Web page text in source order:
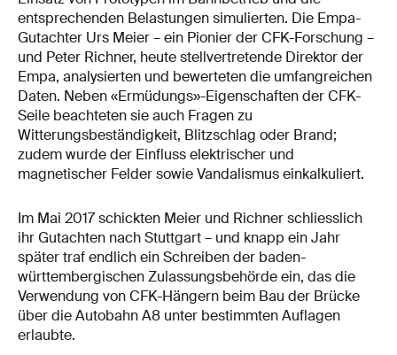
entsprechenden Belastungen simulierten. Die Empa-
Gutachter Urs Meier – ein Pionier der CFK-Forschung –
und Peter Richner, heute stellvertretende Direktor der
Empa, analysierten und bewerteten die umfangreichen
Daten. Neben «Ermüdungs»-Eigenschaften der CFK-
Seile beachteten sie auch Fragen zu
Witterungsbeständigkeit, Blitzschlag oder Brand;
zudem wurde der Einfluss elektrischer und
magnetischer Felder sowie Vandalismus einkalkuliert.
Im Mai 2017 schickten Meier und Richner schliesslich
ihr Gutachten nach Stuttgart – und knapp ein Jahr
später traf endlich ein Schreiben der baden-
württembergischen Zulassungsbehörde ein, das die
Verwendung von CFK-Hängern beim Bau der Brücke
über die Autobahn A8 unter bestimmten Auflagen
erlaubte.